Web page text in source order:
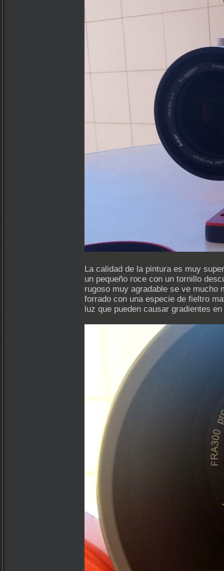
La calidad de la pintura es muy
un pequeño roce con un tornillo
rugoso muy agradable se ve mucho
forrado con una especie de fieltro
luz que pueden causar gradientes